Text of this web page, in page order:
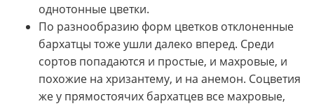
однотонные цветки.
По разнообразию форм цветков отклоненные
бархатцы тоже ушли далеко вперед. Среди
сортов попадаются и простые, и махровые, и
похожие на хризантему, и на анемон. Соцветия
же у прямостоячих бархатцев все махровые,